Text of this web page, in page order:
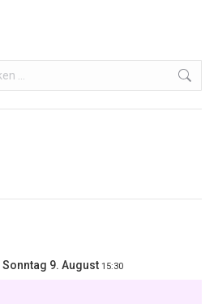
Sonntag 9. August 15:30